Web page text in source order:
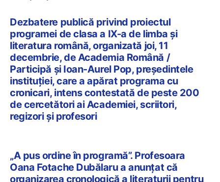
Dezbatere publică privind proiectul
programei de clasa a IX-a de limba și
literatura română, organizată joi, 11
decembrie, de Academia Română /
Participă și Ioan-Aurel Pop, președintele
instituției, care a apărat programa cu
cronicari, intens contestată de peste 200
de cercetători ai Academiei, scriitori,
regizori și profesori
„A pus ordine în programă”. Profesoara
Oana Fotache Dubălaru a anunțat că
organizarea cronologică a literaturii pentru